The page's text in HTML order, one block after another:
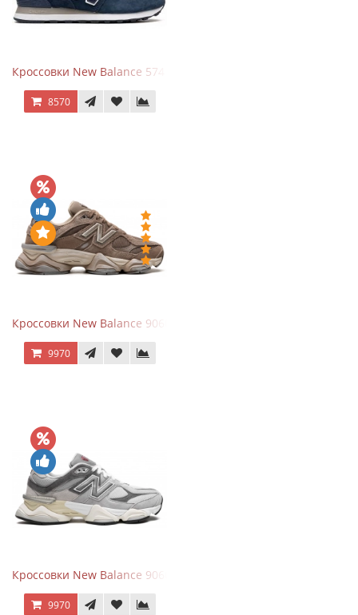
Кроссовки New Balance 574 Navy Blue White
8570
Кроссовки New Balance 9060 Mushroom
9970
Кроссовки New Balance 9060 Rain Cloud Grey
9970